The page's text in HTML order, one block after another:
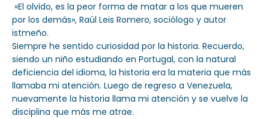
«El olvido, es la peor forma de matar a los que mueren
por los demás», Raúl Leis Romero, sociólogo y autor
istmeño.
Siempre he sentido curiosidad por la historia. Recuerdo,
siendo un niño estudiando en Portugal, con la natural
deficiencia del idioma, la historia era la materia que más
llamaba mi atención. Luego de regreso a Venezuela,
nuevamente la historia llama mi atención y se vuelve la
disciplina que más me atrae.